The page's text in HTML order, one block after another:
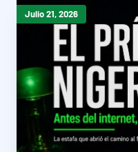
Julio 21, 2026